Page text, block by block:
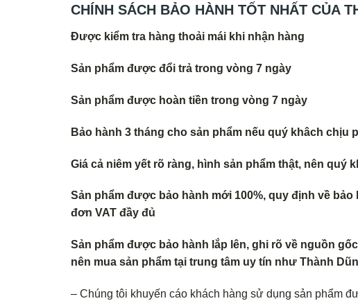
CHÍNH SÁCH BẢO HÀNH TỐT NHẤT CỦA
Được kiểm tra hàng thoải mái khi nhận hàng
Sản phẩm được đổi trả trong vòng 7 ngày
Sản phẩm được hoàn tiền trong vòng 7 ngày
Bảo hành 3 tháng cho sản phẩm nếu quý khâch chịu
Giá cả niêm yết rõ ràng, hình sản phẩm thật, nên quý
Sản phẩm được bảo hành mới 100%, quy định về bảo
đơn VAT đầy đủ
Sản phẩm được bảo hành lắp lên, ghi rõ về nguồn
nên mua sản phẩm tại trung tâm uy tín như Thành
– Chúng tôi khuyến cáo khách hàng sử dụng sản phẩm